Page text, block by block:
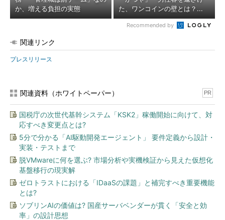
か、増える負担の実態
た、ワンコインの壁とは？...
Recommended by
関連リンク
プレスリリース
関連資料（ホワイトペーパー） PR
国税庁の次世代基幹システム「KSK2」稼働開始に向けて、対
応すべき変更点とは?
5分で分かる「AI駆動開発エージェント」 要件定義から設計・
実装・テストまで
脱VMwareに何を選ぶ? 市場分析や実機検証から見えた仮想化
基盤移行の現実解
ゼロトラストにおける「IDaaSの課題」と補完すべき重要機能
とは?
ソブリンAIの価値は? 国産サーバベンダーが貫く「安全と効
率」の設計思想